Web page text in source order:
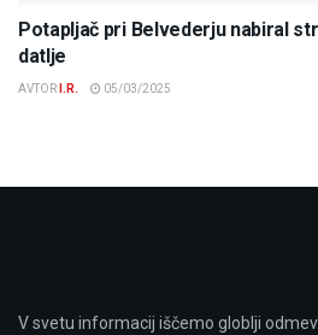
Potapljač pri Belvederju nabiral
datlje
AVTOR I.R. 05/03/2025
V svetu informacij iščemo globlji odmev.